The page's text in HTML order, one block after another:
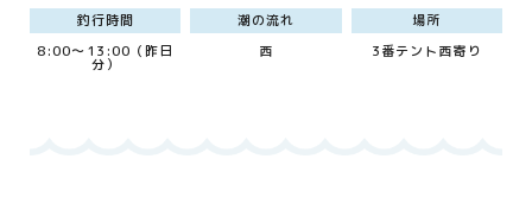
釣行時間
8:00～13:00（昨日
分）
潮の流れ
西
場所
3番テント西寄り